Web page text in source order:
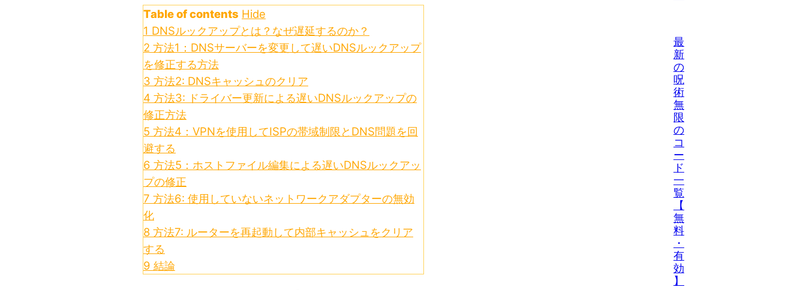
Table of contents Hide
1 DNSルックアップとは？なぜ遅延するのか？
2 方法1：DNSサーバーを変更して遅いDNSルックアップ
を修正する方法
3 方法2: DNSキャッシュのクリア
4 方法3: ドライバー更新による遅いDNSルックアップの
修正方法
5 方法4：VPNを使用してISPの帯域制限とDNS問題を回
避する
6 方法5：ホストファイル編集による遅いDNSルックアッ
プの修正
7 方法6: 使用していないネットワークアダプターの無効
化
8 方法7: ルーターを再起動して内部キャッシュをクリア
する
9 結論
最
新
の
呪
術
無
限
の
コ
ー
ド
一
覧
【
無
料
・
有
効
】